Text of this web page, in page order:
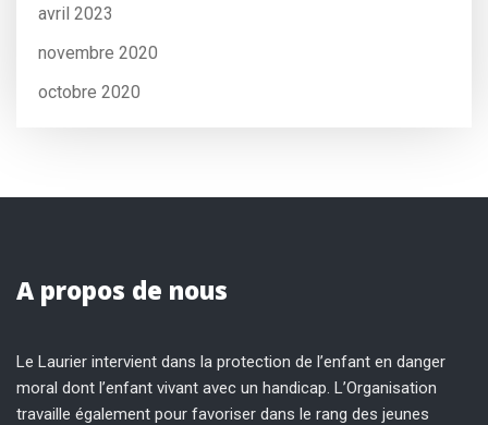
avril 2023
novembre 2020
octobre 2020
A propos de nous
Le Laurier intervient dans la protection de l’enfant en danger
moral dont l’enfant vivant avec un handicap. L’Organisation
travaille également pour favoriser dans le rang des jeunes